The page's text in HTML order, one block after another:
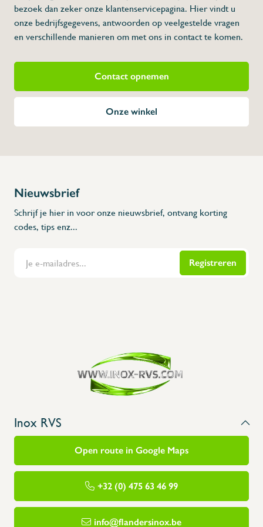
Veel gebruikt in handwasmeubels.
TIP: respecteer de water
Dit model vervangt model 460410
Flanders Inox | Karperstraat 6, 8400 Oostende | België | BNP Paribas Fortis:
bezoek dan zeker onze klantenservicepagina. Hier vindt u
onze bedrijfsgegevens, antwoorden op veelgestelde vragen
en verschillende manieren om met ons in contact te komen.
Contact opnemen
Onze winkel
Nieuwsbrief
Schrijf je hier in voor onze nieuwsbrief, ontvang korting
codes, tips enz...
Registreren
Inox RVS
Open route in Google Maps
+32 (0) 475 63 46 99
info@flandersinox.be